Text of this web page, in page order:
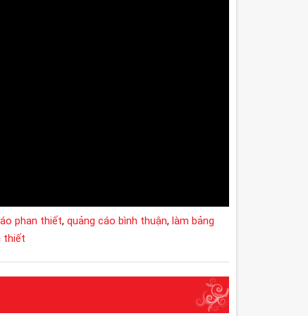
phan thiết, quảng cáo bình thuận, làm bảng
thiết